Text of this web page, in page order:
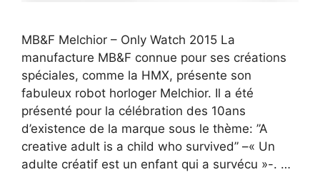
MB&F Melchior – Only Watch 2015 La
manufacture MB&F connue pour ses créations
spéciales, comme la HMX, présente son
fabuleux robot horloger Melchior. Il a été
présenté pour la célébration des 10ans
d’existence de la marque sous le thème: ”A
creative adult is a child who survived” –« Un
adulte créatif est un enfant qui a survécu »-. …